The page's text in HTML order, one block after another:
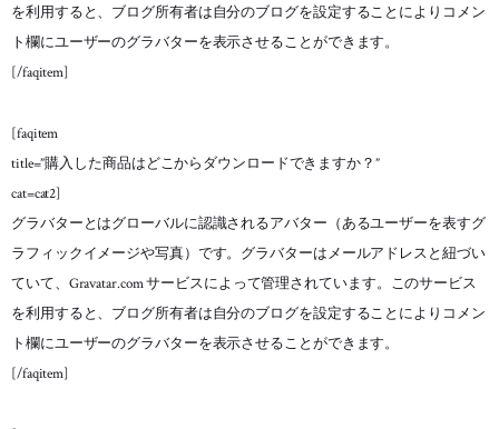
を利用すると、ブログ所有者は自分のブログを設定することによりコメン
ト欄にユーザーのグラバターを表示させることができます。
[/faqitem]
[faqitem
title=”購入した商品はどこからダウンロードできますか？”
cat=cat2]
グラバターとはグローバルに認識されるアバター（あるユーザーを表すグ
ラフィックイメージや写真）です。グラバターはメールアドレスと紐づい
ていて、Gravatar.com サービスによって管理されています。このサービス
を利用すると、ブログ所有者は自分のブログを設定することによりコメン
ト欄にユーザーのグラバターを表示させることができます。
[/faqitem]